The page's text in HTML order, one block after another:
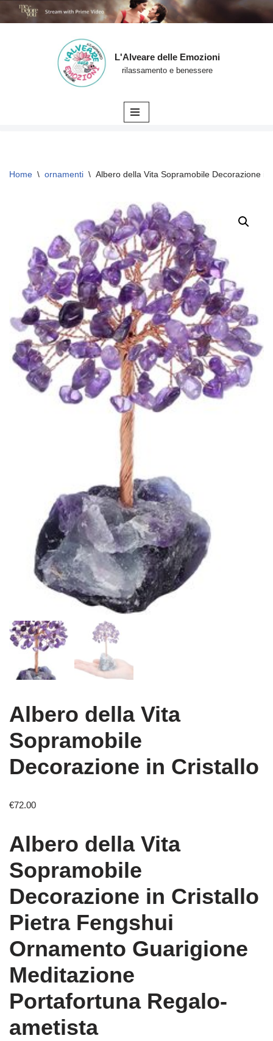
L'Alveare delle Emozioni
rilassamento e benessere
Home \ ornamenti \ Albero della Vita Sopramobile Decorazione in
Albero della Vita
Sopramobile
Decorazione in Cristallo
€72.00
Albero della Vita
Sopramobile
Decorazione in Cristallo
Pietra Fengshui
Ornamento Guarigione
Meditazione
Portafortuna Regalo-
ametista